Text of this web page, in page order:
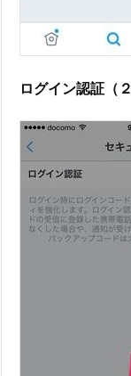
ログイン認証（